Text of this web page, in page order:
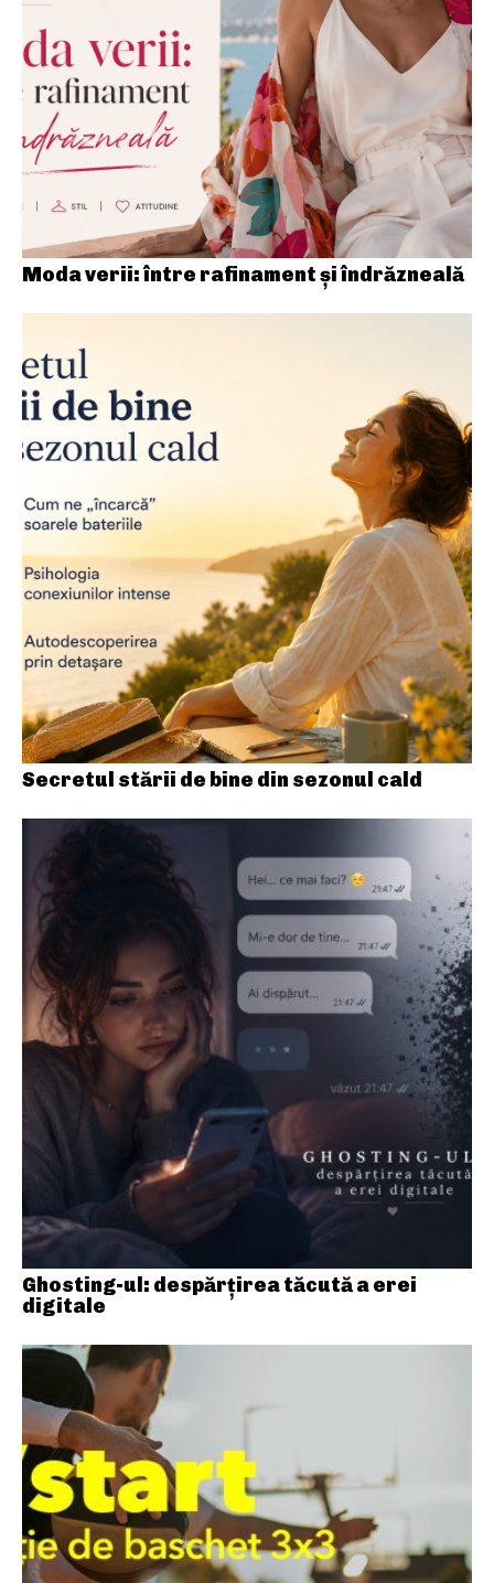
Moda verii: între rafinament și îndrăzneală
Secretul stării de bine din sezonul cald
Ghosting-ul: despărțirea tăcută a erei
digitale